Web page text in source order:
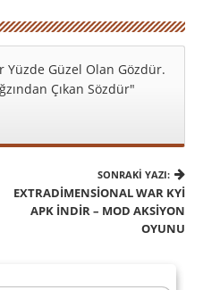
Güzel Olan Gözdür.
Çıkan Sözdür"
SONRAKI YAZI:
EXTRADIMENSIONAL WAR KYI
APK İNDIR – MOD AKSIYON
OYUNU